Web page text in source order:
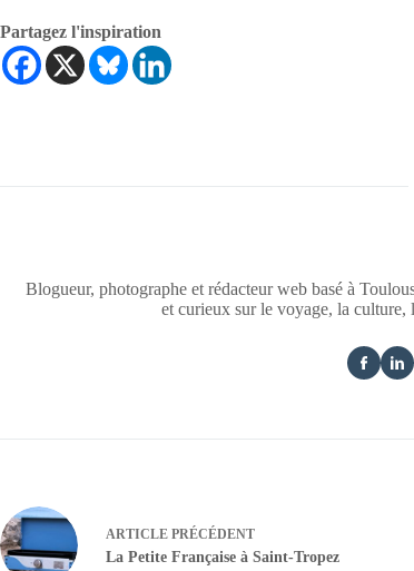
Partagez l'inspiration
Blogueur, photographe et rédacteur web basé à
et curieux sur le voyage, la
ARTICLE PRÉCÉDENT
La Petite Française à Saint-Tropez